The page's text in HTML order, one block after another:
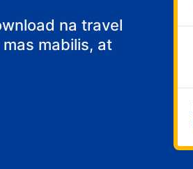
na travel
mabilis, at